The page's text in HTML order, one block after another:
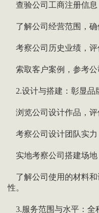
查验公司工商注册信息
了解公司经营范围，确
考察公司历史业绩，评
索取客户案例，参考公
2.设计与搭建：彰显品
浏览公司设计作品，评
考察公司设计团队实力
实地考察公司搭建场地
了解公司使用的材料和
性。
3.服务范围与水平：全